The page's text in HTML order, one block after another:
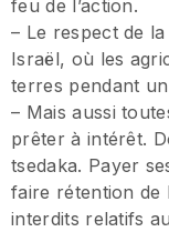
feu de l’action.
– Le respect de
Israël, où les
terres pendant
– Mais aussi
prêter à intérêt.
tsedaka. Payer
faire rétention de
interdits relatifs